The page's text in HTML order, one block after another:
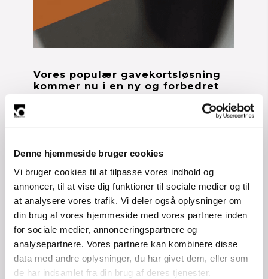
Denne hjemmeside bruger cookies
Vi bruger cookies til at tilpasse vores indhold og
annoncer, til at vise dig funktioner til sociale medier og til
at analysere vores trafik. Vi deler også oplysninger om
din brug af vores hjemmeside med vores partnere inden
for sociale medier, annonceringspartnere og
analysepartnere. Vores partnere kan kombinere disse
data med andre oplysninger, du har givet dem, eller som
de har indsamlet fra din brug af deres tjenester.
Vores populær gavekortsløsning
kommer nu i en ny og forbedret
udgave under navnet 'Veya
Her tilbydes gavekort i syv
indløses til en valgfri gave på en
mellem en bred kollektion af
førsteklasses produkter, med alt til
hjem og bolig, skønhed, outdoor og
elektronik fra anerkendte brands.
Gavekortet er bl.a. en populær
firmagave løsning til julegaver.
Kontakt Nikolaj på tlf. 40685610 eller
nb@brandadvisor.dk for en